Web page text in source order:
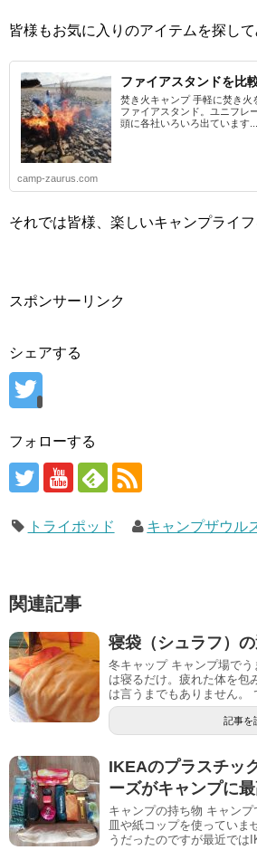
皆様もお気に入りのアイテムを探して
ファイアスタンドを比
焚き火キャンプ 手軽に焚き
ファイアスタンド。ユニフレ
頭に各社いろいろ出ています...
camp-zaurus.com
それでは皆様、楽しいキャンプライフ
スポンサーリンク
シェアする
フォローする
トライポッド キャンプザウル
関連記事
寝袋（シュラフ）
冬キャップ キャンプ場でう
は寝るだけ。疲れた体を包
は言うまでもありません。
記事を
IKEAのプラスチッ
ーズがキャンプに
キャンプの持ち物 キャン
皿や紙コップを使っていま
うだったのですが最近では